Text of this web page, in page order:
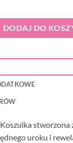
DODAJ DO
stworzona
uroku i